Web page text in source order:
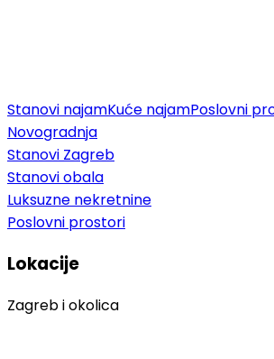
Stanovi najamKuće najamPoslovni
Novogradnja
Stanovi Zagreb
Stanovi obala
Luksuzne nekretnine
Poslovni prostori
Lokacije
Zagreb i okolica